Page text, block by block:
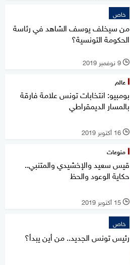
خاص
من سيخلف يوسف الشاهد في رئاسة
الحكومة التونسية؟
l 9 نوفمبر 2019
عالم
بومبيو: انتخابات تونس علامة فارقة
بالمسار الديمقراطي
l 16 أكتوبر 2019
منوعات
قيس سعيد والإخشيدي والمتنبي..
حكاية الوعود والحظ
l 15 أكتوبر 2019
خاص
رئيس تونس الجديد.. من أين يبدأ؟